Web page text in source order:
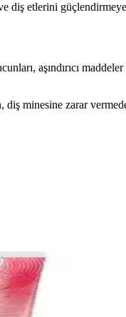
diş etlerini güçlendirmeye
aşındırıcı
minesine zarar